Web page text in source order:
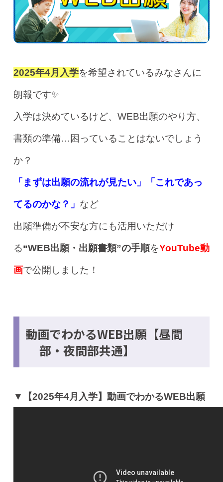
2025年4月入学を希望されているみなさんに
朗報です✨
入学は決めているけど、WEB出願のやり方、
書類の準備…困っていることはないでしょう
か？
「まずは出願の流れが見たい」「これであっ
てるのかな？」 など
出願準備が不安な方にも活用いただけ
る“WEB出願・出願書類”の手順をYouTube動
画で公開しました！
動画でわかるWEB出願【昼間
部・夜間部共通】
▼【2025年4月入学】動画でわかるWEB出願